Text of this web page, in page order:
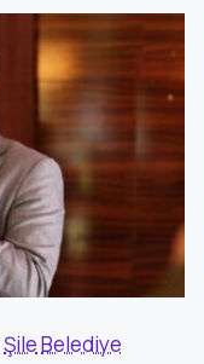
ŞileBelediye